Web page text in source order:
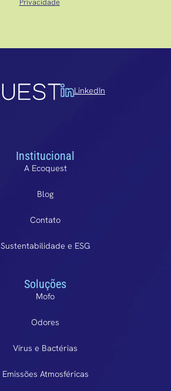
LinkedIn
Institucional
A Ecoquest
Blog
Contato
Sustentabilidade e ESG
Soluções
Mofo
Odores
Vírus e Bactérias
Emissões Atmosféricas